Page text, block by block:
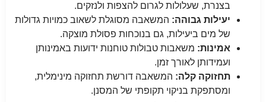
בצנרת, שעלולות לגרום להצפות ולנזקים.
יעילות גבוהה: המשאבה מסוגלת לשאוב כמויות גדולות
של מים ביעילות, גם בנוכחות פסולת מוצקה.
אמינות: משאבות טבולות טוחנות ידועות באמינותן
ועמידותן לאורך זמן.
תחזוקה קלה: המשאבה דורשת תחזוקה מינימלית,
ומסתפקת בניקוי תקופתי של המסנן.